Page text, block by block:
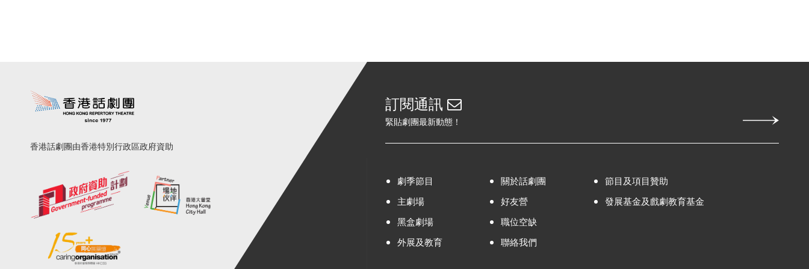
香港話劇團由香港特別行政區政府資助
訂閱通訊
緊貼劇團最新動態！
劇季節目
主劇場
黑盒劇場
外展及教育
關於話劇團
好友營
職位空缺
聯絡我們
節目及項目贊助
發展基金及戲劇教育基金